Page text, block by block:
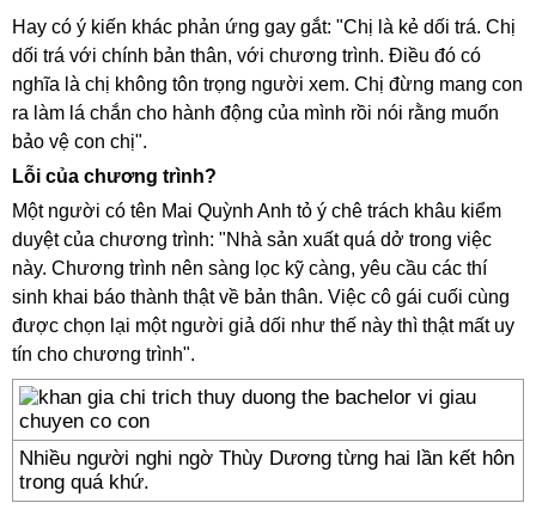
Hay có ý kiến khác phản ứng gay gắt: "Chị là kẻ dối trá. Chị
dối trá với chính bản thân, với chương trình. Điều đó có
nghĩa là chị không tôn trọng người xem. Chị đừng mang con
ra làm lá chắn cho hành động của mình rồi nói rằng muốn
bảo vệ con chị".
Lỗi của chương trình?
Một người có tên Mai Quỳnh Anh tỏ ý chê trách khâu kiểm
duyệt của chương trình: "Nhà sản xuất quá dở trong việc
này. Chương trình nên sàng lọc kỹ càng, yêu cầu các thí
sinh khai báo thành thật về bản thân. Việc cô gái cuối cùng
được chọn lại một người giả dối như thế này thì thật mất uy
tín cho chương trình".
Nhiều người nghi ngờ Thùy Dương từng hai lần kết hôn
trong quá khứ.